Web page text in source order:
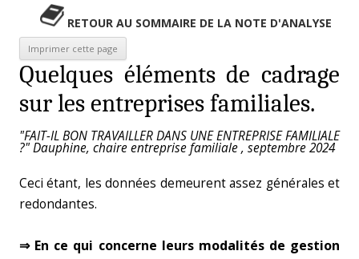
RETOUR AU SOMMAIRE DE LA NOTE D'ANALYSE
Quelques éléments de cadrage
sur les entreprises familiales.
"FAIT-IL BON TRAVAILLER DANS UNE ENTREPRISE FAMILIALE
?" Dauphine, chaire entreprise familiale , septembre 2024
Ceci étant, les données demeurent assez générales et
redondantes.
⇒ En ce qui concerne leurs modalités de gestion